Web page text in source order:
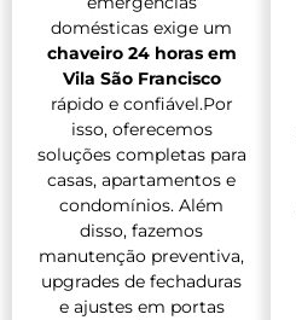
domésticas exige um
chaveiro 24 horas em
Vila São Francisco
rápido e confiável.Por
isso, oferecemos
soluções completas para
casas, apartamentos e
condomínios. Além
disso, fazemos
manutenção preventiva,
upgrades de fechaduras
e ajustes em portas